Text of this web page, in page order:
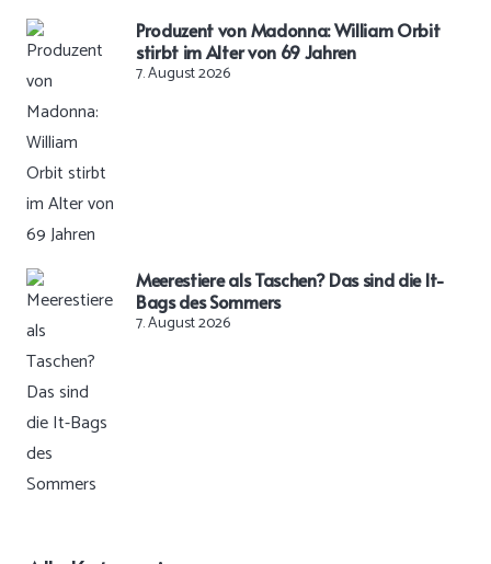
Produzent von Madonna: William Orbit
stirbt im Alter von 69 Jahren
7. August 2026
Meerestiere als Taschen? Das sind die It-
Bags des Sommers
7. August 2026